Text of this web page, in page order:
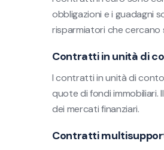
obbligazioni e i guadagni
risparmiatori che cercano
Contratti in unità di
I contratti in unità di
quote di fondi
dei mercati finanziari.
Contratti